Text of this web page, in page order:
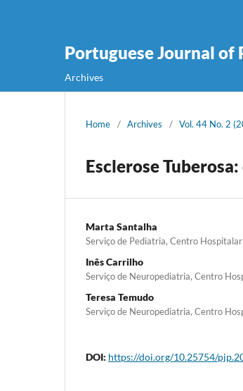
Portuguese Journal of
Archives
Home / Archives / Vol. 44 No. 2
Esclerose
Marta Santalha
Serviço de Pediatria, Centro
Inês Carrilho
Serviço de Neuropediatria, Centro
Teresa Temudo
Serviço de Neuropediatria, Centro
DOI: https://doi.org/10.25754/